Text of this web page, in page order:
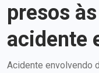
presos
acidente
Acidente envolvendo